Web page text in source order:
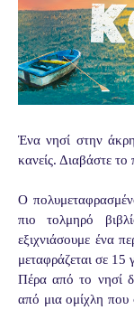
Ένα νησί στην
κανείς. Διαβάστε
Ο
πιο τολμηρό
εξιχνιάσουμε ένα
μεταφράζεται σε 15
Πέρα από το νησί
από μια ομίχλη